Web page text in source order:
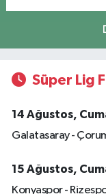
Süper Lig
14 Ağustos,
Galatasaray -
15 Ağustos,
Konyaspor -